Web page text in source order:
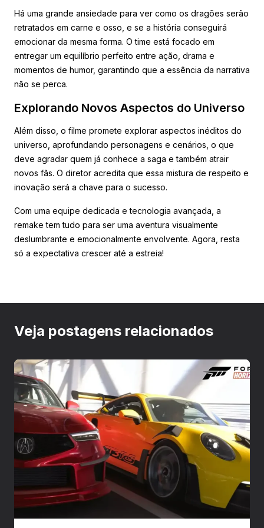
Há uma grande ansiedade para ver como os dragões serão
retratados em carne e osso, e se a história conseguirá
emocionar da mesma forma. O time está focado em
entregar um equilíbrio perfeito entre ação, drama e
momentos de humor, garantindo que a essência da narrativa
não se perca.
Explorando Novos Aspectos do Universo
Além disso, o filme promete explorar aspectos inéditos do
universo, aprofundando personagens e cenários, o que
deve agradar quem já conhece a saga e também atrair
novos fãs. O diretor acredita que essa mistura de respeito e
inovação será a chave para o sucesso.
Com uma equipe dedicada e tecnologia avançada, a
remake tem tudo para ser uma aventura visualmente
deslumbrante e emocionalmente envolvente. Agora, resta
só a expectativa crescer até a estreia!
Veja postagens relacionados